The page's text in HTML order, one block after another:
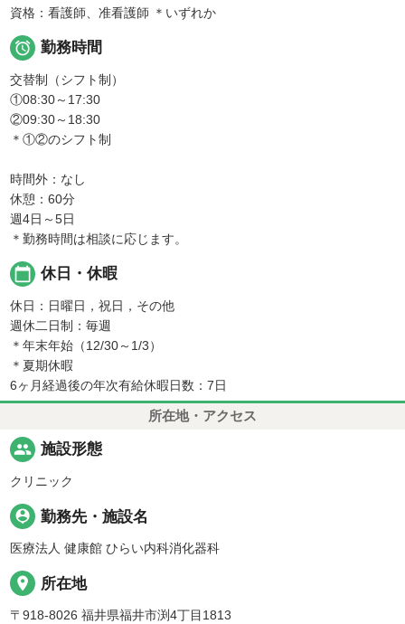
資格：看護師、准看護師 ＊いずれか
 勤務時間
交替制（シフト制）
①08:30～17:30
②09:30～18:30
＊①②のシフト制
時間外：なし
休憩：60分
週4日～5日
＊勤務時間は相談に応じます。
calendar_today 休日・休暇
休日：日曜日，祝日，その他
週休二日制：毎週
＊年末年始（12/30～1/3）
＊夏期休暇
6ヶ月経過後の年次有給休暇日数：7日
所在地・アクセス
people 施設形態
クリニック
person_pin 勤務先・施設名
医療法人 健康館 ひらい内科消化器科
place 所在地
〒918-8026 福井県福井市渕4丁目1813